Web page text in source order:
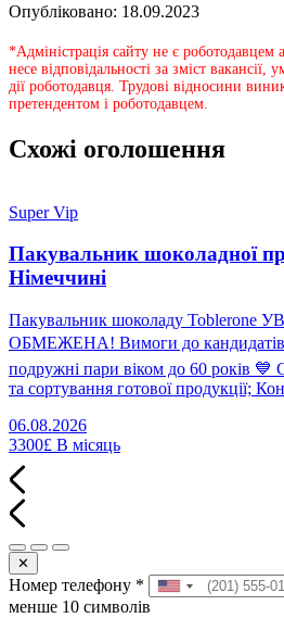
Опубліковано: 18.09.2023
*Адміністрація сайту не є роботодавцем
несе відповідальності за зміст
дії роботодавця. Трудові відносини
претендентом і роботодавцем.
Схожі оголошення
Super Vip
Пакувальник шоколадної
Німеччині
Пакувальник шоколаду Toblerone
ОБМЕЖЕНА! Вимоги до кандидатів:
подружні пари віком до 60 років 💙
та сортування готової продукції;
06.08.2026
3300£ В місяць
✕
Номер телефону *
менше 10 символів